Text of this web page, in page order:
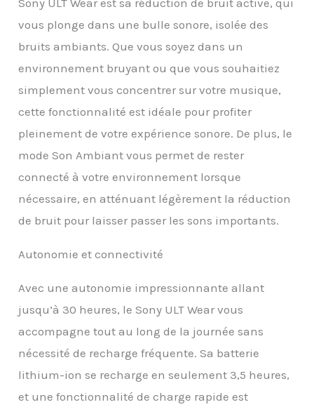
AUTONOMIE : Profitez de
30 heures d’autonomie
bruit activée, ou jusqu’à
50 heures sans. La
d’écoute en seulement
3 minutes de charge.
Connectez deux
appareils Bluetooth
simultanément grâce à
la connexion multipoint.
L’appairage avec les
Windows 10 est plus
FONCTIONS
SUPPLÉMENTAIRES :
DSEE, 360 Reality Audio
avec suivi de la tête,
mode Son Ambiant,
détection de port,
réduction du bruit du
vent, Google Assistant /
Sony ULT Wear est sa réduction de bruit active, qui
vous plonge dans une bulle sonore, isolée des
bruits ambiants. Que vous soyez dans un
environnement bruyant ou que vous souhaitiez
simplement vous concentrer sur votre musique,
cette fonctionnalité est idéale pour profiter
pleinement de votre expérience sonore. De plus, le
mode Son Ambiant vous permet de rester
connecté à votre environnement lorsque
nécessaire, en atténuant légèrement la réduction
de bruit pour laisser passer les sons importants.
Autonomie et connectivité
Avec une autonomie impressionnante allant
jusqu’à 30 heures, le Sony ULT Wear vous
accompagne tout au long de la journée sans
nécessité de recharge fréquente. Sa batterie
lithium-ion se recharge en seulement 3,5 heures,
et une fonctionnalité de charge rapide est